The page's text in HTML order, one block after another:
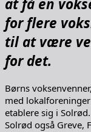
at få en
for flere
til at være
for det.
Børns
med
etablere sig i
Solrød også Greve,